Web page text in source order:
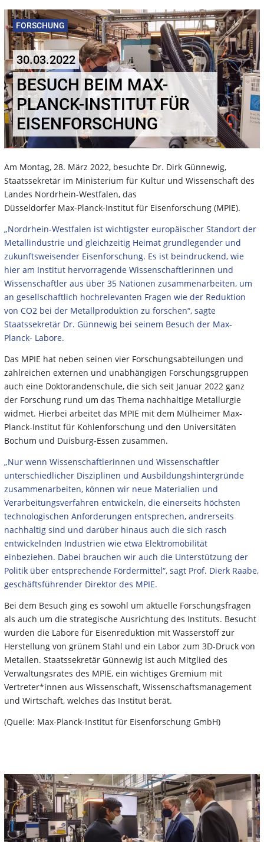
FORSCHUNG
30.03.2022
BESUCH BEIM MAX-
PLANCK-INSTITUT FÜR
EISENFORSCHUNG
Am Montag, 28. März 2022, besuchte Dr. Dirk Günnewig,
Staatssekretär im Ministerium für Kultur und Wissenschaft des
Landes Nordrhein-Westfalen, das
Düsseldorfer Max-Planck-Institut für Eisenforschung (MPIE).
„Nordrhein-Westfalen ist wichtigster europäischer Standort der
Metallindustrie und gleichzeitig Heimat grundlegender und
zukunftsweisender Eisenforschung. Es ist beindruckend, wie
hier am Institut hervorragende Wissenschaftlerinnen und
Wissenschaftler aus über 35 Nationen zusammenarbeiten, um
an gesellschaftlich hochrelevanten Fragen wie der Reduktion
von CO2 bei der Metallproduktion zu forschen“, sagte
Staatssekretär Dr. Günnewig bei seinem Besuch der Max-
Planck- Labore.
Das MPIE hat neben seinen vier Forschungsabteilungen und
zahlreichen externen und unabhängigen Forschungsgruppen
auch eine Doktorandenschule, die sich seit Januar 2022 ganz
der Forschung rund um das Thema nachhaltige Metallurgie
widmet. Hierbei arbeitet das MPIE mit dem Mülheimer Max-
Planck-Institut für Kohlenforschung und den Universitäten
Bochum und Duisburg-Essen zusammen.
„Nur wenn Wissenschaftlerinnen und Wissenschaftler
unterschiedlicher Disziplinen und Ausbildungshintergründe
zusammenarbeiten, können wir neue Materialien und
Verarbeitungsverfahren entwickeln, die einerseits höchsten
technologischen Anforderungen entsprechen, andrerseits
nachhaltig sind und darüber hinaus auch die sich rasch
entwickelnden Industrien wie etwa Elektromobilität
einbeziehen. Dabei brauchen wir auch die Unterstützung der
Politik über entsprechende Fördermittel“, sagt Prof. Dierk Raabe,
geschäftsführender Direktor des MPIE.
Bei dem Besuch ging es sowohl um aktuelle Forschungsfragen
als auch um die strategische Ausrichtung des Instituts. Besucht
wurden die Labore für Eisenreduktion mit Wasserstoff zur
Herstellung von grünem Stahl und ein Labor zum 3D-Druck von
Metallen. Staatssekretär Günnewig ist auch Mitglied des
Verwaltungsrates des MPIE, ein wichtiges Gremium mit
Vertreter*innen aus Wissenschaft, Wissenschaftsmanagement
und Wirtschaft, welches das Institut berät.
(Quelle: Max-Planck-Institut für Eisenforschung GmbH)